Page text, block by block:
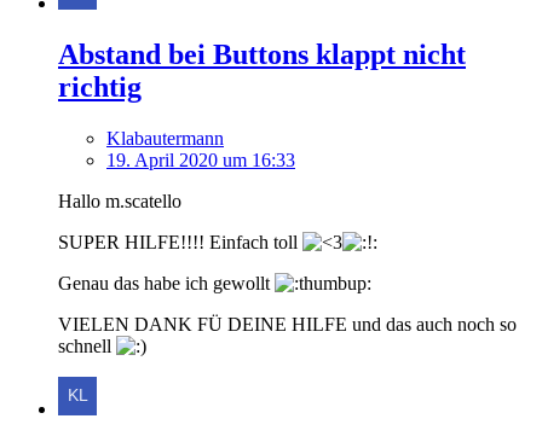
Abstand bei Buttons klappt nicht
richtig
Klabautermann
19. April 2020 um 16:33
Hallo m.scatello
SUPER HILFE!!!! Einfach toll
Genau das habe ich gewollt
VIELEN DANK FÜ DEINE HILFE und das auch noch so
schnell